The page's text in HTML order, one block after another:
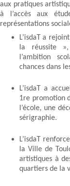
aux pratiques
à l’accès aux
représentations
L’isdaT a
la réussite
l’ambition
chances dans
L’isdaT a
1re promotion
l’école, une
sérigraphie.
L’isdaT
la Ville de
artistiques à
quartiers de la